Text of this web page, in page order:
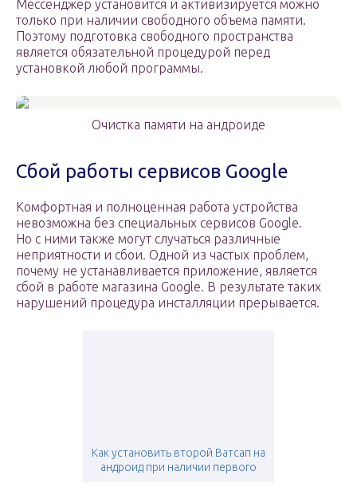
Мессенджер установится и активизируется можно
только при наличии свободного объема памяти.
Поэтому подготовка свободного пространства
является обязательной процедурой перед
установкой любой программы.
Очистка памяти на андроиде
Сбой работы сервисов Google
Комфортная и полноценная работа устройства
невозможна без специальных сервисов Google.
Но с ними также могут случаться различные
неприятности и сбои. Одной из частых проблем,
почему не устанавливается приложение, является
сбой в работе магазина Google. В результате таких
нарушений процедура инсталляции прерывается.
Как установить второй Ватсап на
андроид при наличии первого